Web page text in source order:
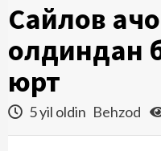
Сайлов
олдиндан
юрт
5 yil oldin Behzod